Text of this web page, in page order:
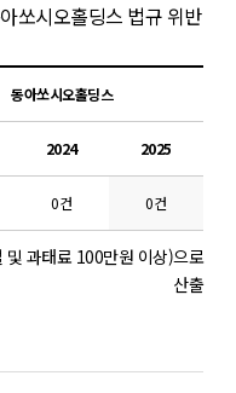
쏘시오홀딩스 법규 위반
동아쏘시오홀딩스
2024 2025
0건 0건
과태료 100만원 이상)으로
산출